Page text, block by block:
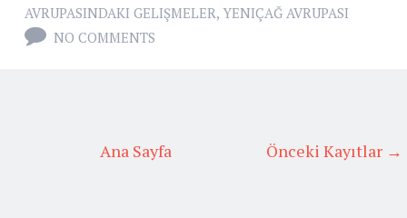
AVRUPASINDAKI GELIŞMELER, YENIÇAĞ AVRUPASI
NO COMMENTS
Önceki Kayıtlar →
Ana Sayfa